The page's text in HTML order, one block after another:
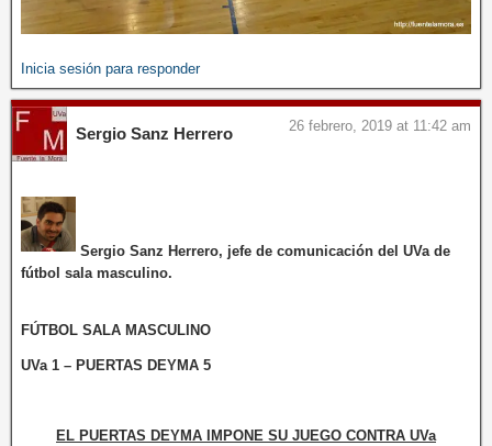
Inicia sesión para responder
Sergio Sanz Herrero 26 febrero, 2019 at 11:42 am
Sergio Sanz Herrero, jefe de comunicación del UVa de
fútbol sala masculino.
FÚTBOL SALA MASCULINO
UVa 1 – PUERTAS DEYMA 5
EL PUERTAS DEYMA IMPONE SU JUEGO CONTRA UVa